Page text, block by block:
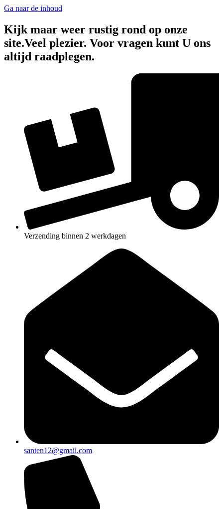
Ga naar de inhoud
Kijk maar weer rustig rond op onze
site.Veel plezier. Voor vragen kunt U ons
altijd raadplegen.
Verzending binnen 2 werkdagen
santen12@gmail.com